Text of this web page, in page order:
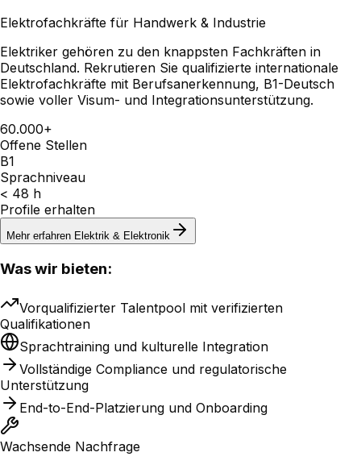
Elektrofachkräfte für Handwerk & Industrie
Elektriker gehören zu den knappsten Fachkräften in
Deutschland. Rekrutieren Sie qualifizierte internationale
Elektrofachkräfte mit Berufsanerkennung, B1-Deutsch
sowie voller Visum- und Integrationsunterstützung.
60.000+
Offene Stellen
B1
Sprachniveau
< 48 h
Profile erhalten
Mehr erfahren Elektrik & Elektronik
Was wir bieten:
Vorqualifizierter Talentpool mit verifizierten
Qualifikationen
Sprachtraining und kulturelle Integration
Vollständige Compliance und regulatorische
Unterstützung
End-to-End-Platzierung und Onboarding
Wachsende Nachfrage